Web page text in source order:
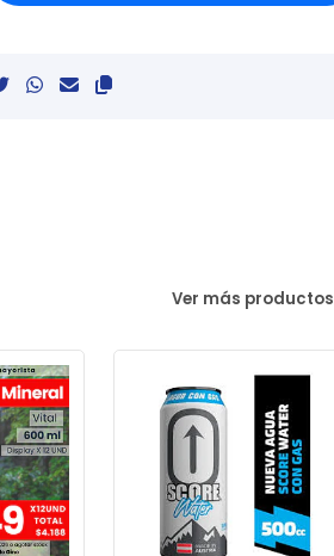
Ver más productos